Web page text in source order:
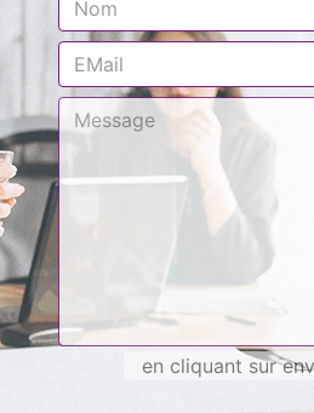
en cliquant sur